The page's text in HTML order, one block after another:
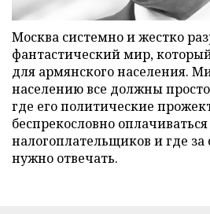
Москва системно и жестко
фантастический мир,
для армянского населения.
населению все должны
где его политические
беспрекословно
налогоплательщиков и где за
нужно отвечать.